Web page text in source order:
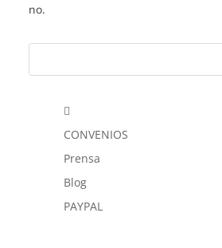
no.

CONVENIOS
Prensa
Blog
PAYPAL